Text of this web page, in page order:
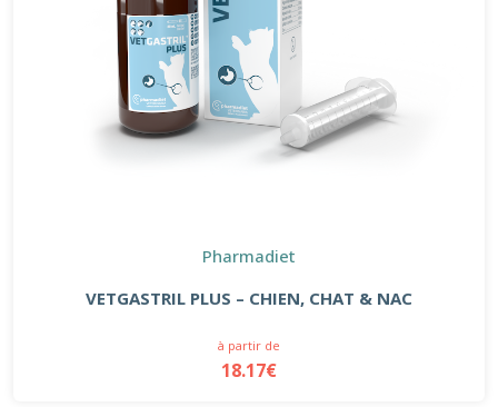
Pharmadiet
VETGASTRIL PLUS – CHIEN, CHAT & NAC
à partir de
18.17€